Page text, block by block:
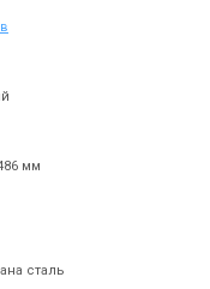
мм
сталь